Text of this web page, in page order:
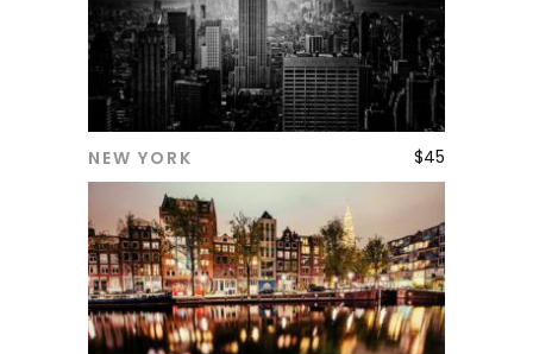
NEW YORK $45